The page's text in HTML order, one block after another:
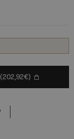
(202,92€)